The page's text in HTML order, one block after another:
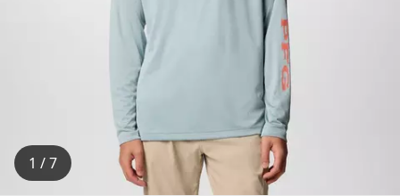
1 / 7